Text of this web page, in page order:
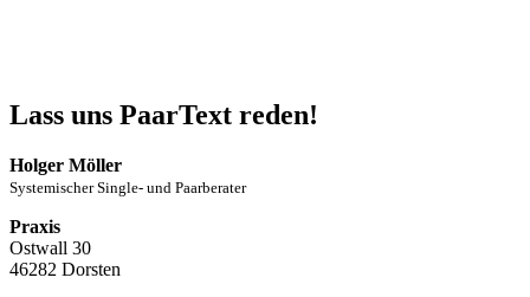
Lass uns PaarText reden!
Holger Möller
Systemischer Single- und Paarberater
Praxis
Ostwall 30
46282 Dorsten